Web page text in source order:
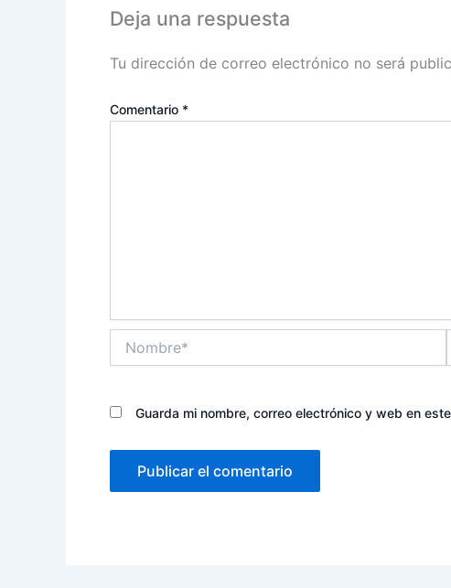
Deja una respuesta
Tu dirección de correo electrónico no será
Comentario *
Guarda mi nombre, correo electrónico y web en